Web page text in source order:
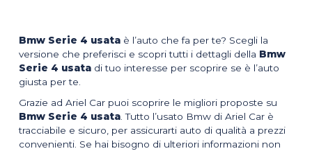
Bmw Serie 4 usata è l’auto che fa per te? Scegli la
versione che preferisci e scopri tutti i dettagli della Bmw
Serie 4 usata di tuo interesse per scoprire se è l’auto
giusta per te.
Grazie ad Ariel Car puoi scoprire le migliori proposte su
Bmw Serie 4 usata. Tutto l’usato Bmw di Ariel Car è
tracciabile e sicuro, per assicurarti auto di qualità a prezzi
convenienti. Se hai bisogno di ulteriori informazioni non